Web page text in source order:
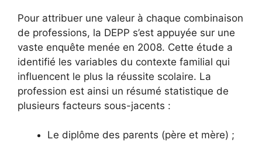
Pour attribuer une valeur à chaque combinaison
de professions, la DEPP s’est appuyée sur une
vaste enquête menée en 2008. Cette étude a
identifié les variables du contexte familial qui
influencent le plus la réussite scolaire. La
profession est ainsi un résumé statistique de
plusieurs facteurs sous-jacents :
Le diplôme des parents (père et mère) ;